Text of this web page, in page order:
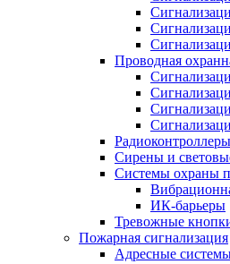
Проводная
Сирены и
Системы охраны
ИК-барьеры
Тревожные
Пожарная сигнализация
Адресные